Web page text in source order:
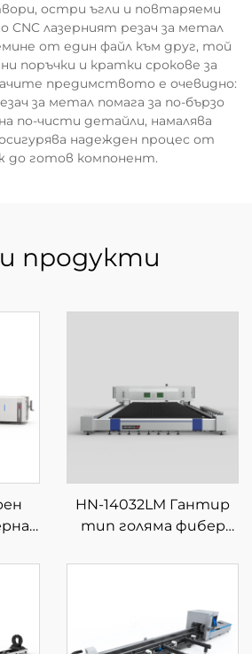
остри ъгли и повтаряеми
CNC лазерният резач за метал
от един файл към друг, той
поръчки и кратки срокове за
предимството е очевидно:
за метал помага за по-бързо
по-чисти детайли, намалява
надежден процес от
до готов компонент.
продукти
HN-14032LM Гантир
тип голяма фибер
рязане